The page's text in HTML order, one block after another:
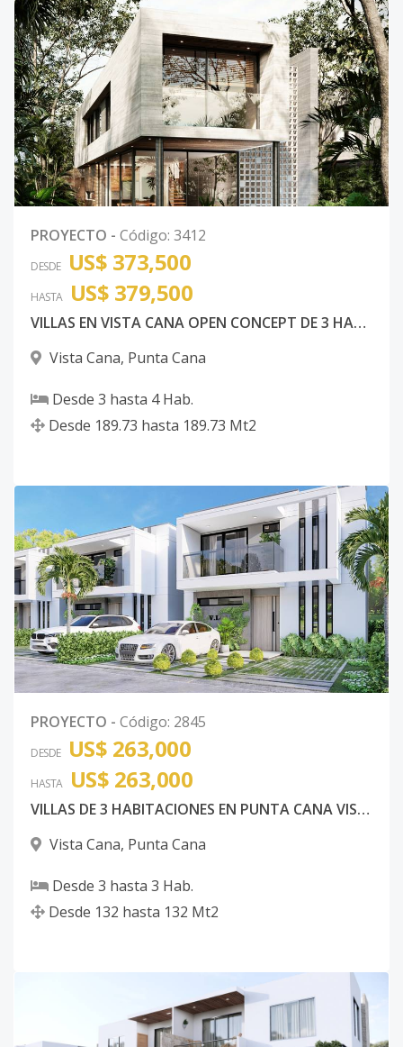
PROYECTO - Código: 3412
DESDE US$ 373,500
HASTA US$ 379,500
VILLAS EN VISTA CANA OPEN CONCEPT DE 3 HABITACIONES
Vista Cana, Punta Cana
Desde 3 hasta 4Hab.
Desde 189.73 hasta 189.73 Mt2
PROYECTO - Código: 2845
DESDE US$ 263,000
HASTA US$ 263,000
VILLAS DE 3 HABITACIONES EN PUNTA CANA VISTA CANA
Vista Cana, Punta Cana
Desde 3 hasta 3 Hab.
Desde 132 hasta 132 Mt2